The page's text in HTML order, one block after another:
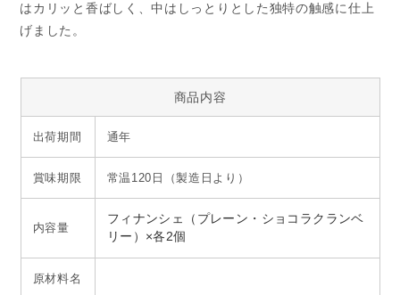
はカリッと香ばしく、中はしっとりとした独特の触感に仕上
げました。
商品内容
出荷期間 通年
賞味期限 常温120日（製造日より）
内容量
フィナンシェ（プレーン・ショコラクランベ
リー）×各2個
原材料名